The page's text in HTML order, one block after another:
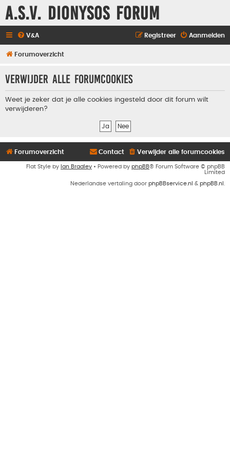
A.S.V. Dionysos Forum
V&A Aanmelden
Registreer
Forumoverzicht
Verwijder alle forumcookies
Weet je zeker dat je alle cookies ingesteld door dit forum wilt
verwijderen?
Forumoverzicht Verwijder alle forumcookies
Contact
Flat Style by Ian Bradley • Powered by phpBB® Forum Software © phpBB
Limited
Nederlandse vertaling door phpBBservice.nl & phpBB.nl